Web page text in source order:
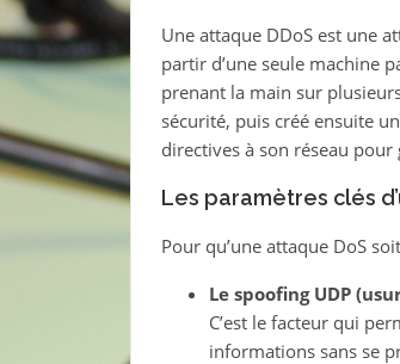
Une attaque DDoS est une
partir d’une seule machine
prenant la main sur
sécurité, puis créé ensuite
directives à son réseau
Les paramètres clés
Pour qu’une attaque DoS
Le spoofing UDP
C’est le facteur qui
informations sans se